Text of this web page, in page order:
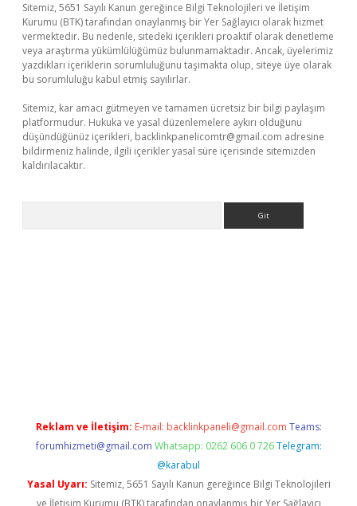
Sitemiz, 5651 Sayılı Kanun gereğince Bilgi Teknolojileri ve İletişim
Kurumu (BTK) tarafından onaylanmış bir Yer Sağlayıcı olarak hizmet
vermektedir. Bu nedenle, sitedeki içerikleri proaktif olarak denetleme
veya araştırma yükümlülüğümüz bulunmamaktadır. Ancak, üyelerimiz
yazdıkları içeriklerin sorumluluğunu taşımakta olup, siteye üye olarak
bu sorumluluğu kabul etmiş sayılırlar.
Sitemiz, kar amacı gütmeyen ve tamamen ücretsiz bir bilgi paylaşım
platformudur. Hukuka ve yasal düzenlemelere aykırı olduğunu
düşündüğünüz içerikleri, backlinkpanelicomtr@gmail.com adresine
bildirmeniz halinde, ilgili içerikler yasal süre içerisinde sitemizden
kaldırılacaktır.
Reklam ve İletişim: E-mail: backlinkpaneli@gmail.com Teams:
forumhizmeti@gmail.com Whatsapp: 0262 606 0 726 Telegram:
@karabul
Yasal Uyarı: Sitemiz, 5651 Sayılı Kanun gereğince Bilgi Teknolojileri
ve İletişim Kurumu (BTK) tarafından onaylanmış bir Yer Sağlayıcı